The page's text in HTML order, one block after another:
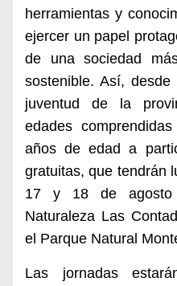
herramientas y
ejercer un papel
de una sociedad
sostenible. Así,
juventud de la
edades
años de edad a
gratuitas, que tendrán
17 y 18 de
Naturaleza Las
el Parque Natural
Las jornadas